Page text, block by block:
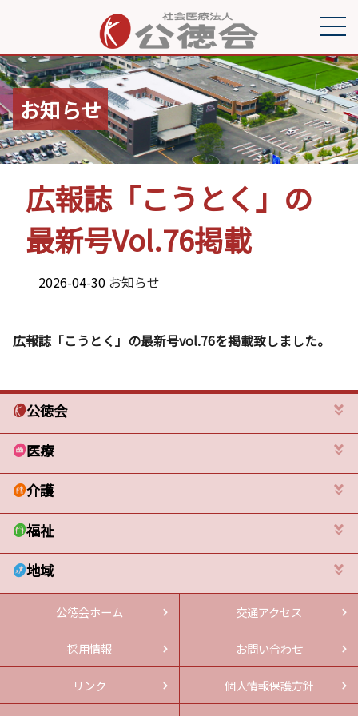
お知らせ
広報誌「こうとく」の
最新号Vol.76掲載
2026-04-30 お知らせ
広報誌「こうとく」の最新号vol.76を掲載致しました。
公徳会
医療
介護
福祉
地域
公徳会ホーム 交通アクセス
採用情報 お問い合わせ
リンク 個人情報保護方針